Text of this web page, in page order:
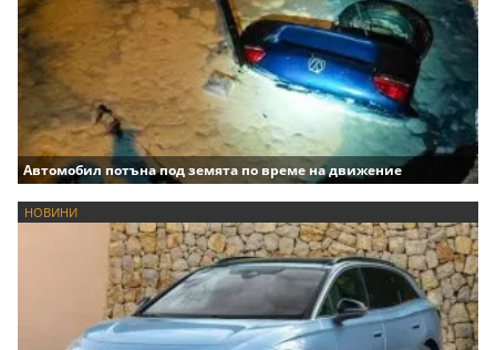
Автомобил потъна под земята по време на движение
НОВИНИ